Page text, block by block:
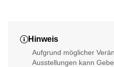
Hinweis
Aufgrund möglicher
Ausstellungen kann